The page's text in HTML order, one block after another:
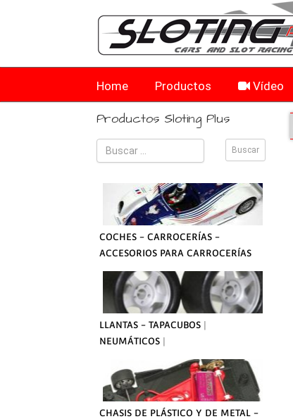
Home Productos Vídeo
Productos Sloting Plus
COCHES - CARROCERÍAS -
ACCESORIOS PARA CARROCERÍAS
LLANTAS - TAPACUBOS
NEUMÁTICOS
CHASIS DE PLÁSTICO Y DE METAL -